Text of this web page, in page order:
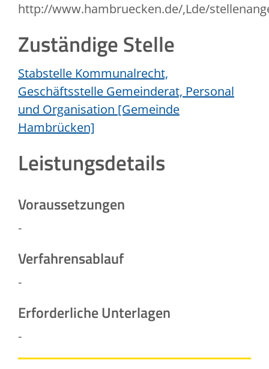
http://www.hambruecken.de/,Lde/
Zuständige Stelle
Stabstelle Kommunalrecht,
Geschäftsstelle Gemeinderat, Personal
und Organisation [Gemeinde
Hambrücken]
Leistungsdetails
Voraussetzungen
-
Verfahrensablauf
-
Erforderliche Unterlagen
-